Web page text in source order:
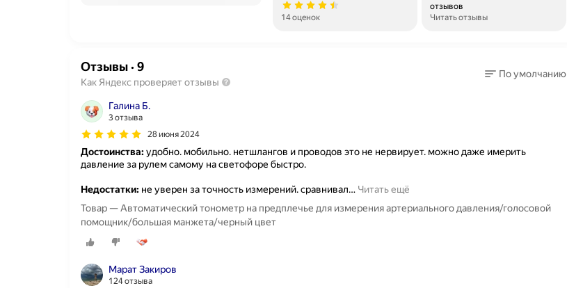
14 оценок
отзывов
Читать отзывы
Отзывы· 9
Как Яндекс проверяет отзывы
По умолчанию
Галина Б.
3 отзыва
28 июня 2024
Достоинства:удобно. мобильно. нетшлангов и проводов это не нервирует. можно даже имерить
давление за рулем самому на светофоре быстро.
Недостатки: не уверен за точность измерений. сравнивал… Читать ещё
Товар — Автоматический тонометр на предплечье для измерения артериального давления/голосовой
помощник/большая манжета/черный цвет
Марат Закиров
124 отзыва